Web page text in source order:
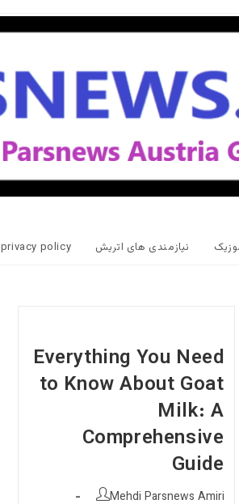
نیازمندی های اتریش privacy policy
Everything You Need
to Know About Goat
Milk: A
Comprehensive
Guide
نویسندهٔ
Mehdi Parsnews Amiri